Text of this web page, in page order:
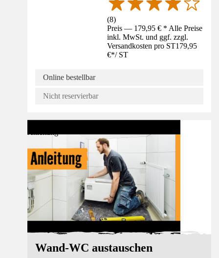
(8)
Preis — 179,95 € * Alle Preise
inkl. MwSt. und ggf. zzgl.
Versandkosten pro ST179,95
€*/ ST
Online bestellbar
Nicht reservierbar
Wand-WC austauschen